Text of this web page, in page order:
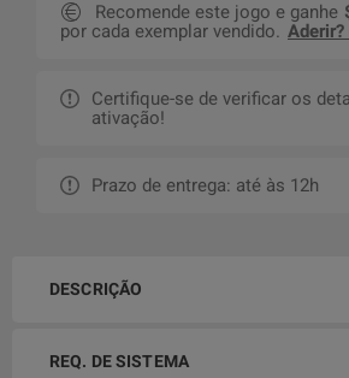
Recomende este jogo e ganhe
por cada exemplar vendido.
Certifique-se de verificar os
ativação!
Prazo de entrega: até às 12h
DESCRIÇÃO
REQ. DE SISTEMA